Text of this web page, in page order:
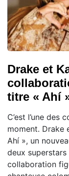
Drake et
titre « Ahí
C’est l’une des
moment. Drake
Ahí », un
deux
collaboration